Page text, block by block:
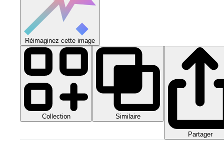
Réimaginez cette image
Collection Similaire
Partager